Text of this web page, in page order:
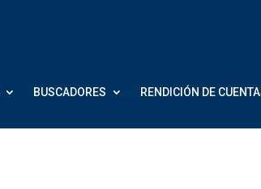
BUSCADORES
RENDICIÓN DE